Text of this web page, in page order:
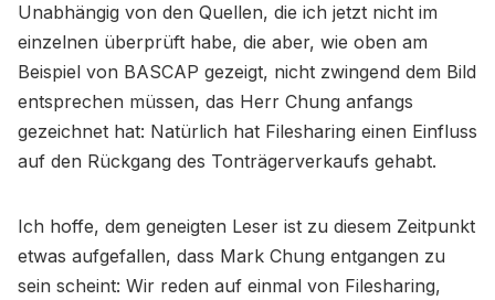
Unabhängig von den Quellen, die ich jetzt nicht im
einzelnen überprüft habe, die aber, wie oben am
Beispiel von BASCAP gezeigt, nicht zwingend dem Bild
entsprechen müssen, das Herr Chung anfangs
gezeichnet hat: Natürlich hat Filesharing einen Einfluss
auf den Rückgang des Tonträgerverkaufs gehabt.
Ich hoffe, dem geneigten Leser ist zu diesem Zeitpunkt
etwas aufgefallen, dass Mark Chung entgangen zu
sein scheint: Wir reden auf einmal von Filesharing,